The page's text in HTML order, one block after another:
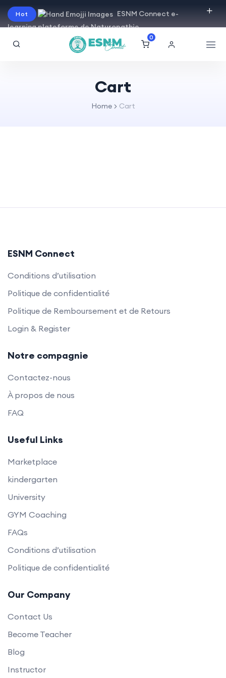
Hot
ESNM Connect e-
learning plateforme de Naturopathie
0
Cart
Home Cart
ESNM Connect
Conditions d’utilisation
Politique de confidentialité
Politique de Remboursement et de Retours
Login & Register
Notre compagnie
Contactez-nous
À propos de nous
FAQ
Useful Links
Marketplace
kindergarten
University
GYM Coaching
FAQs
Conditions d’utilisation
Politique de confidentialité
Our Company
Contact Us
Become Teacher
Blog
Instructor